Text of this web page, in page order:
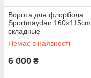
Ворота для флорбола
Sportmaydan 160x115cm
складные
Немає в наявності
6 000 ₴